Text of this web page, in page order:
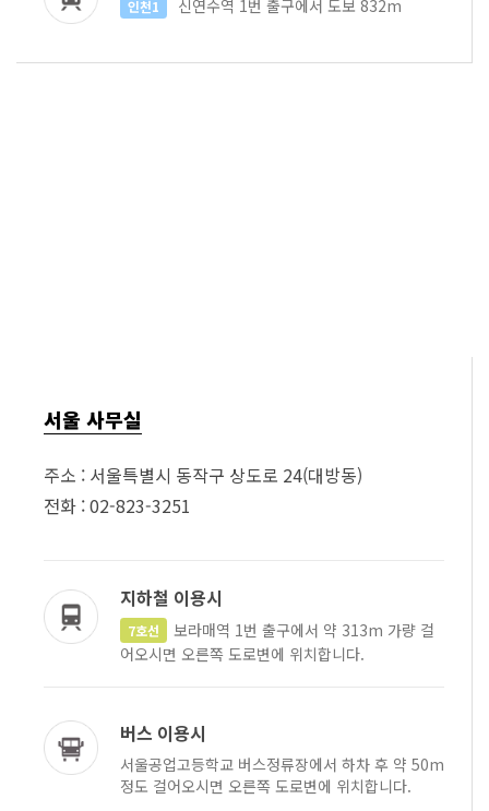
인천1 신연수역 1번 출구에서 도보 832m
서울 사무실
주소 : 서울특별시 동작구 상도로 24(대방동)
전화 : 02-823-3251
지하철 이용시
7호선
보라매역 1번 출구에서 약 313m 가량 걸
어오시면 오른쪽 도로변에 위치합니다.
버스 이용시
서울공업고등학교 버스정류장에서 하차 후 약 50m
정도 걸어오시면 오른쪽 도로변에 위치합니다.